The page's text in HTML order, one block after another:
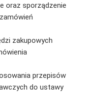
oraz sporządzenie
zakupowych
przepisów
do ustawy